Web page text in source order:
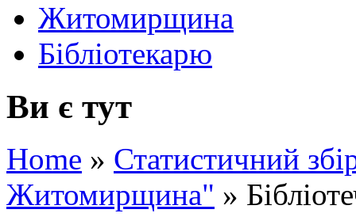
Житомирщина
Бібліотекарю
Ви є тут
Home » Статистичний
Житомирщина" »